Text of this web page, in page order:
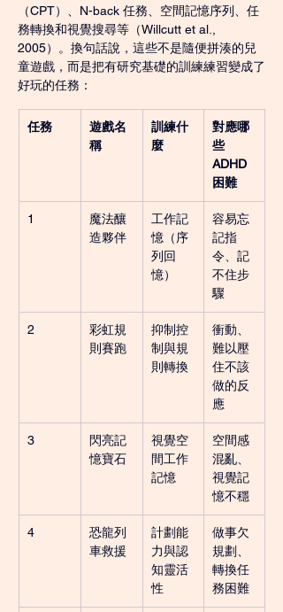
（CPT）、N-back 任務、空間記憶序列、任
務轉換和視覺搜尋等（Willcutt et al.,
2005）。換句話說，這些不是隨便拼湊的兒
童遊戲，而是把有研究基礎的訓練練習變成了
好玩的任務：
任務
遊戲名
稱
訓練什
麼
對應哪
些
ADHD
困難
1
魔法釀
造夥伴
工作記
憶（序
列回
憶）
容易忘
記指
令、記
不住步
驟
2
彩虹規
則賽跑
抑制控
制與規
則轉換
衝動、
難以壓
住不該
做的反
應
3
閃亮記
憶寶石
視覺空
間工作
記憶
空間感
混亂、
視覺記
憶不穩
4
恐龍列
車救援
計劃能
力與認
知靈活
性
做事欠
規劃、
轉換任
務困難